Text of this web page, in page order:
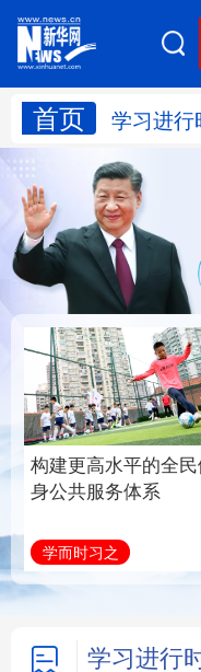
首页 学习进行
学习进行时
国际 财
思客
科技 科
文化 书
访谈 视
学术中国 乡村
构建更高水平的全民
身公共服务体系
学而时习之
学习进行